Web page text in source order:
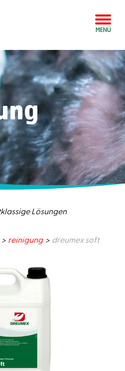
MENÜ
Kundenservice
reinigung dreumex soft